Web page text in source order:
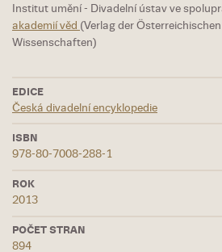
Institut umění - Divadelní ústav ve
akademií věd (Verlag der
Wissenschaften)
EDICE
Česká divadelní encyklopedie
ISBN
978-80-7008-288-1
ROK
2013
POČET STRAN
894